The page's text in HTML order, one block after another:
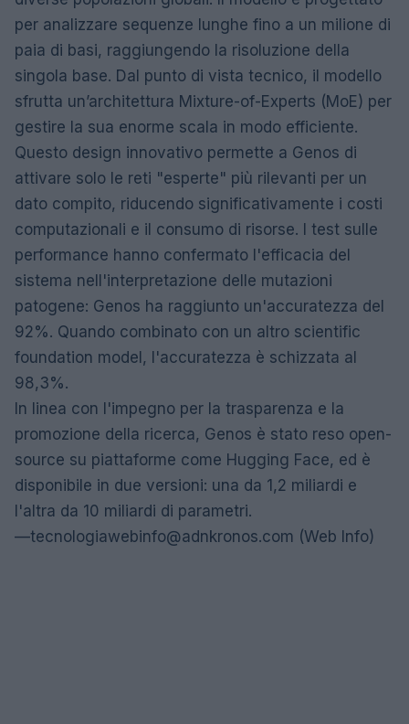
per analizzare sequenze lunghe fino a un milione di
paia di basi, raggiungendo la risoluzione della
singola base. Dal punto di vista tecnico, il modello
sfrutta un’architettura Mixture-of-Experts (MoE) per
gestire la sua enorme scala in modo efficiente.
Questo design innovativo permette a Genos di
attivare solo le reti "esperte" più rilevanti per un
dato compito, riducendo significativamente i costi
computazionali e il consumo di risorse. I test sulle
performance hanno confermato l'efficacia del
sistema nell'interpretazione delle mutazioni
patogene: Genos ha raggiunto un'accuratezza del
92%. Quando combinato con un altro scientific
foundation model, l'accuratezza è schizzata al
98,3%.
In linea con l'impegno per la trasparenza e la
promozione della ricerca, Genos è stato reso open-
source su piattaforme come Hugging Face, ed è
disponibile in due versioni: una da 1,2 miliardi e
l'altra da 10 miliardi di parametri.
—tecnologiawebinfo@adnkronos.com (Web Info)